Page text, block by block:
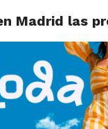
Madrid las